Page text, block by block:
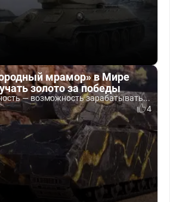
мрамор» в Мире
золото за победы
— возможность зарабатывать...
4